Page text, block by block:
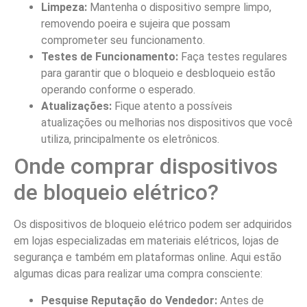
Limpeza: Mantenha o dispositivo sempre limpo,
removendo poeira e sujeira que possam
comprometer seu funcionamento.
Testes de Funcionamento: Faça testes regulares
para garantir que o bloqueio e desbloqueio estão
operando conforme o esperado.
Atualizações: Fique atento a possíveis
atualizações ou melhorias nos dispositivos que você
utiliza, principalmente os eletrônicos.
Onde comprar dispositivos
de bloqueio elétrico?
Os dispositivos de bloqueio elétrico podem ser adquiridos
em lojas especializadas em materiais elétricos, lojas de
segurança e também em plataformas online. Aqui estão
algumas dicas para realizar uma compra consciente:
Pesquise Reputação do Vendedor: Antes de